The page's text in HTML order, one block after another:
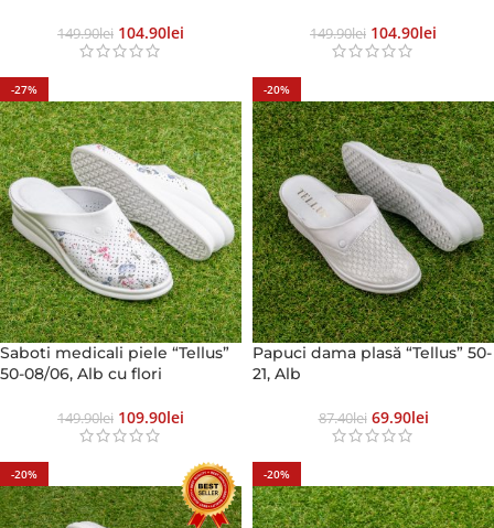
149.90Lei 104.90Lei 149.90Lei 104.90Lei
-27%
Saboti medicali piele “Tellus”
50-08/06, Alb cu flori
149.90Lei 109.90Lei
-20%
Papuci dama plasă “Tellus” 50-
21, Alb
87.40Lei 69.90Lei
-20% -20%